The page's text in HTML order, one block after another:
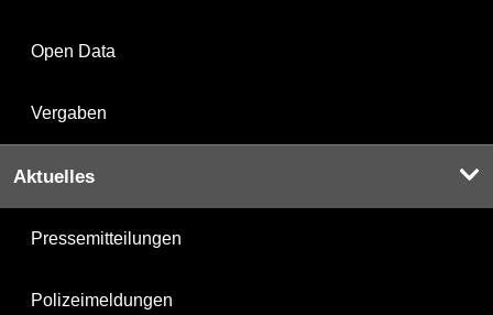
Open Data
Vergaben
Aktuelles
Pressemitteilungen
Polizeimeldungen